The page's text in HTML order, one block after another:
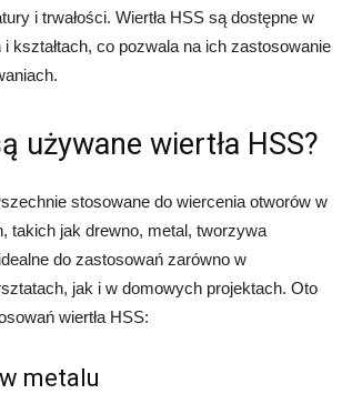
i trwałości. Wiertła HSS są dostępne w
kształtach, co pozwala na ich zastosowanie
używane wiertła HSS?
stosowane do wiercenia otworów w
takich jak drewno, metal, tworzywa
do zastosowań zarówno w
jak i w domowych projektach. Oto
wiertła HSS:
metalu